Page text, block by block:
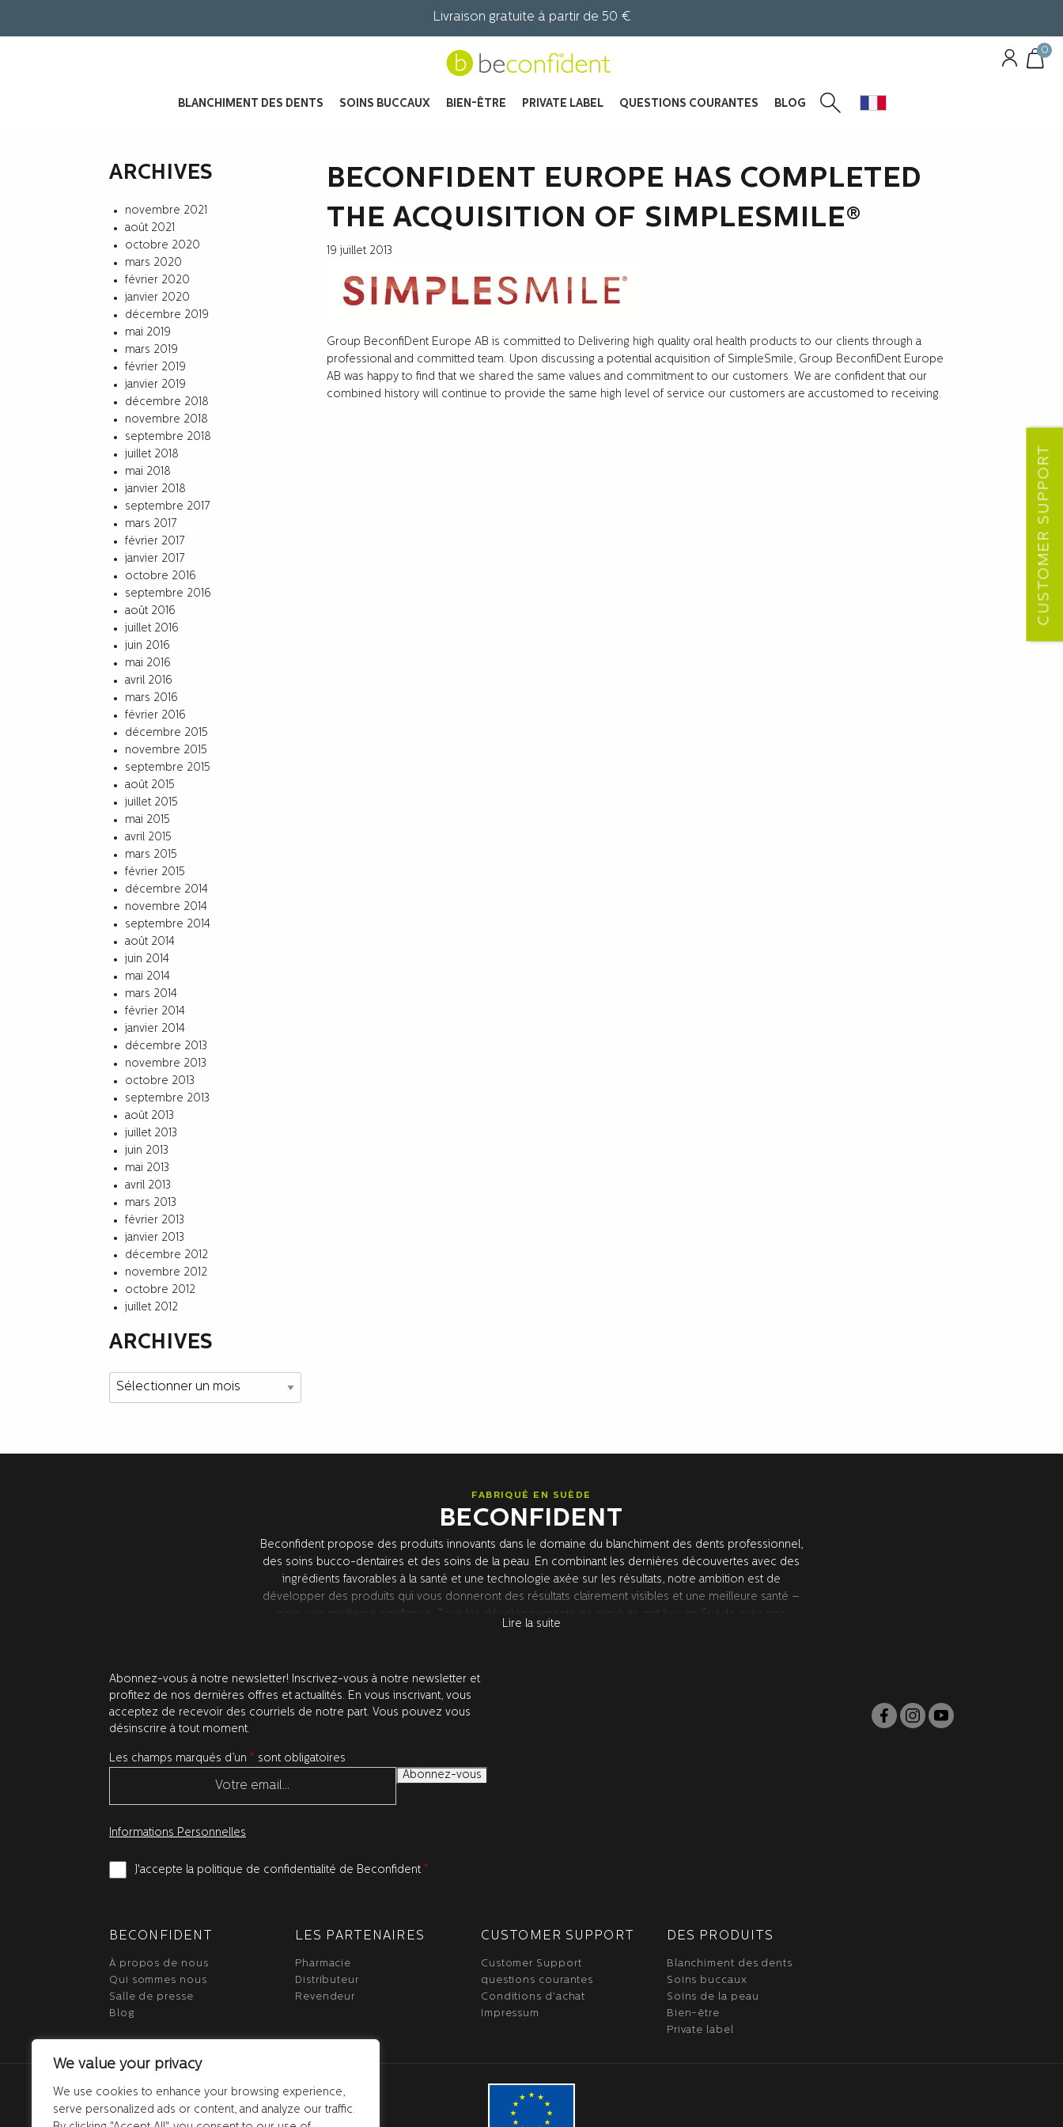
We value your privacy
We use cookies to enhance your browsing experience,
serve personalized ads or content, and analyze our traffic.
Livraison gratuite à partir de 50 €
BLANCHIMENT DES DENTS SOINS BUCCAUX BIEN-ÊTRE PRIVATE LABEL QUESTIONS COURANTES BLOG
0
ARCHIVES
novembre 2021
août 2021
octobre 2020
mars 2020
février 2020
janvier 2020
décembre 2019
mai 2019
mars 2019
février 2019
janvier 2019
décembre 2018
novembre 2018
septembre 2018
juillet 2018
mai 2018
janvier 2018
septembre 2017
mars 2017
février 2017
janvier 2017
octobre 2016
septembre 2016
août 2016
juillet 2016
juin 2016
mai 2016
avril 2016
mars 2016
février 2016
décembre 2015
novembre 2015
septembre 2015
août 2015
juillet 2015
mai 2015
avril 2015
mars 2015
février 2015
décembre 2014
novembre 2014
septembre 2014
août 2014
juin 2014
mai 2014
mars 2014
février 2014
janvier 2014
décembre 2013
novembre 2013
octobre 2013
septembre 2013
août 2013
juillet 2013
juin 2013
mai 2013
avril 2013
mars 2013
février 2013
janvier 2013
décembre 2012
novembre 2012
octobre 2012
juillet 2012
ARCHIVES
Archives
BECONFIDENT EUROPE HAS COMPLETED
THE ACQUISITION OF SIMPLESMILE®
19 juillet 2013
Group BeconfiDent Europe AB is committed to Delivering high quality oral health products to our clients through a
professional and committed team. Upon discussing a potential acquisition of SimpleSmile, Group BeconfiDent Europe
AB was happy to find that we shared the same values and commitment to our customers. We are confident that our
combined history will continue to provide the same high level of service our customers are accustomed to receiving.
FABRIQUÉ EN SUÈDE
BECONFIDENT
Beconfident propose des produits innovants dans le domaine du blanchiment des dents professionnel,
des soins bucco-dentaires et des soins de la peau. En combinant les dernières découvertes avec des
ingrédients favorables à la santé et une technologie axée sur les résultats, notre ambition est de
développer des produits qui vous donneront des résultats clairement visibles et une meilleure santé –
pour une meilleure confiance. Tous les développements de produits ont lieu en Suède avec nos
Lire la suite
Abonnez-vous à notre newsletter! Inscrivez-vous à notre newsletter et
profitez de nos dernières offres et actualités. En vous inscrivant, vous
acceptez de recevoir des courriels de notre part. Vous pouvez vous
désinscrire à tout moment.
Les champs marqués d’un * sont obligatoires
Informations Personnelles
J'accepte la politique de confidentialité de Beconfident *
BECONFIDENT
À propos de nous
Qui sommes nous
Salle de presse
Blog
LES PARTENAIRES
Pharmacie
Distributeur
Revendeur
CUSTOMER SUPPORT
Customer Support
questions courantes
Conditions d’achat
Impressum
DES PRODUITS
Blanchiment des dents
Soins buccaux
Soins de la peau
Bien-être
Private label
CUSTOMER SUPPORT